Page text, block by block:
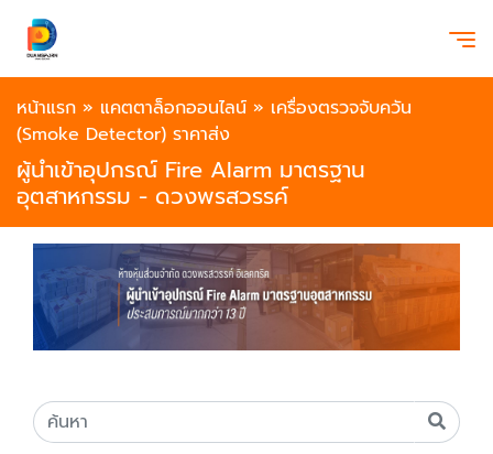
หน้าแรก » แคตตาล็อกออนไลน์ » เครื่องตรวจจับควัน
(Smoke Detector) ราคาส่ง
ผู้นำเข้าอุปกรณ์ Fire Alarm มาตรฐาน
อุตสาหกรรม - ดวงพรสวรรค์